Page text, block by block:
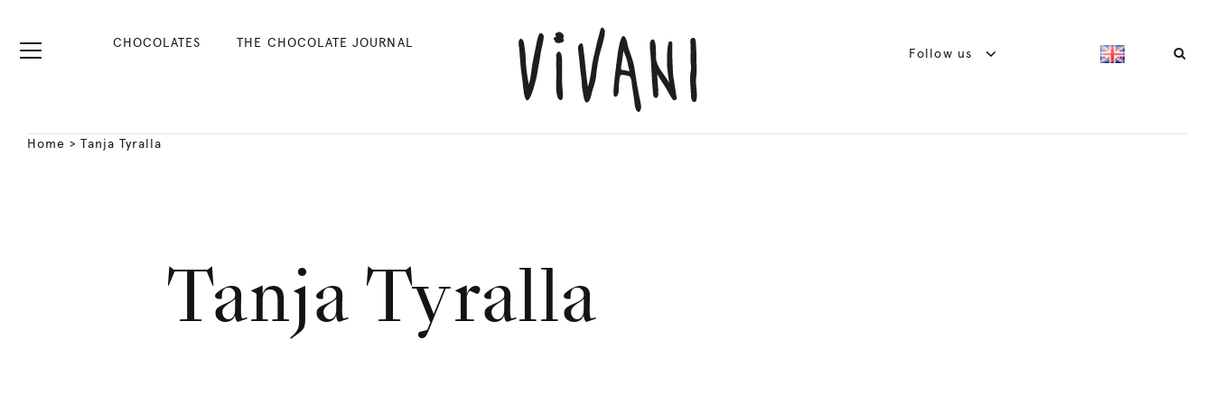
CHOCOLATES THE CHOCOLATE JOURNAL
Follow us
Home >Tanja Tyralla
Tanja Tyralla